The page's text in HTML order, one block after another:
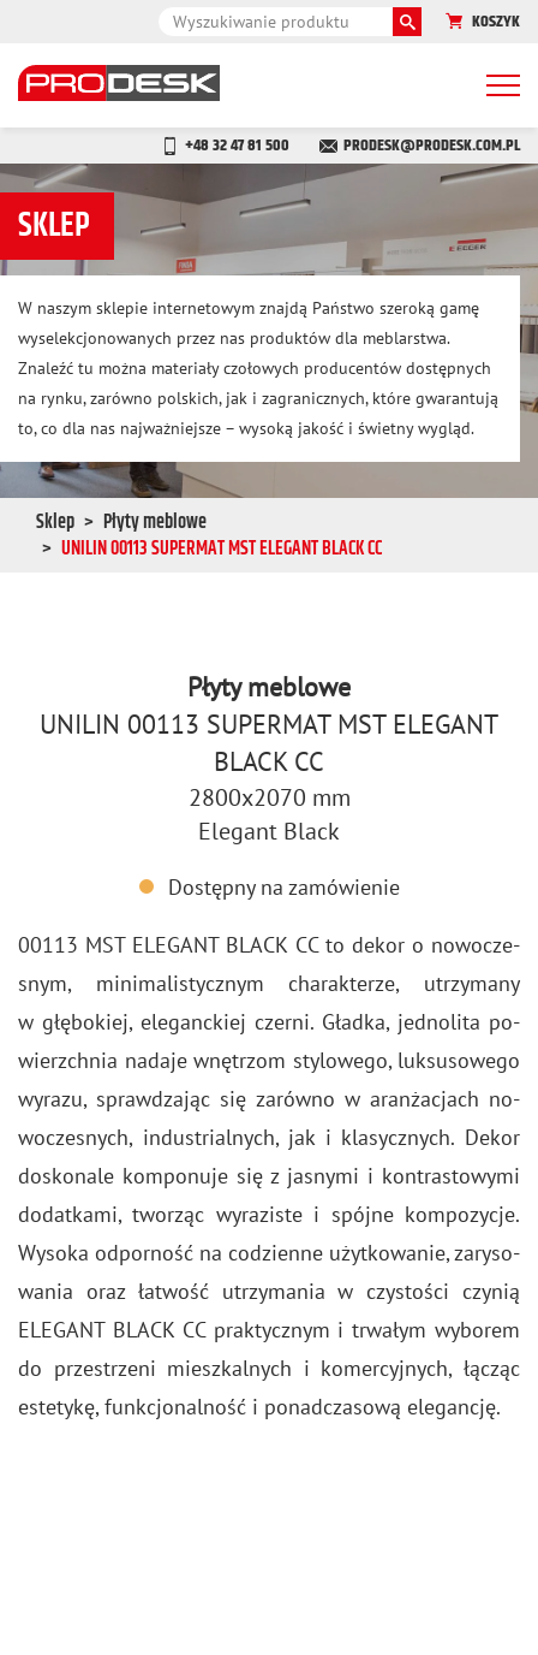
KOSZYK
+48 32 47 81 500 PRODESK@PRODESK.COM.PL
SKLEP
W naszym sklepie internetowym znajdą Państwo szeroką gamę
wyselekcjonowanych przez nas produktów dla meblarstwa.
Znaleźć tu można materiały czołowych producentów dostępnych
na rynku, zarówno polskich, jak i zagranicznych, które gwarantują
to, co dla nas najważniejsze – wysoką jakość i świetny wygląd.
Sklep
Płyty meblowe
UNILIN 00113 SUPERMAT MST ELEGANT BLACK CC
Płyty meblowe
UNILIN 00113 SUPERMAT MST ELEGANT
BLACK CC
2800x2070 mm
Elegant Black
Dostępny na zamówienie
00113 MST ELE­GANT BLACK CC to dekor o no­wo­cze­
snym, mi­ni­ma­li­stycz­nym cha­rak­te­rze, utrzy­ma­ny
w głę­bo­kiej, ele­ganc­kiej czer­ni. Gład­ka, jed­no­li­ta po­
wierzch­nia na­da­je wnę­trzom sty­lo­we­go, luk­su­so­we­go
wy­ra­zu, spraw­dza­jąc się za­rów­no w aran­ża­cjach no­
wo­cze­snych, in­du­strial­nych, jak i kla­sycz­nych. Dekor
do­sko­na­le kom­po­nu­je się z ja­sny­mi i kon­tra­sto­wy­mi
do­dat­ka­mi, two­rząc wy­ra­zi­ste i spój­ne kom­po­zy­cje.
Wy­so­ka od­por­ność na co­dzien­ne użyt­ko­wa­nie, za­ry­so­
wa­nia oraz ła­twość utrzy­ma­nia w czy­sto­ści czy­nią
ELE­GANT BLACK CC prak­tycz­nym i trwa­łym wy­bo­rem
do prze­strze­ni miesz­kal­nych i ko­mer­cyj­nych, łą­cząc
es­te­ty­kę, funk­cjo­nal­ność i po­nad­cza­so­wą ele­gan­cję.